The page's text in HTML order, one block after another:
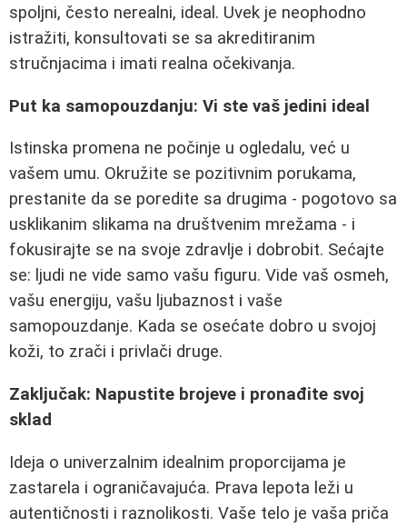
spoljni, često nerealni, ideal. Uvek je neophodno
istražiti, konsultovati se sa akreditiranim
stručnjacima i imati realna očekivanja.
Put ka samopouzdanju: Vi ste vaš jedini ideal
Istinska promena ne počinje u ogledalu, već u
vašem umu. Okružite se pozitivnim porukama,
prestanite da se poredite sa drugima - pogotovo sa
usklikanim slikama na društvenim mrežama - i
fokusirajte se na svoje zdravlje i dobrobit. Sećajte
se: ljudi ne vide samo vašu figuru. Vide vaš osmeh,
vašu energiju, vašu ljubaznost i vaše
samopouzdanje. Kada se osećate dobro u svojoj
koži, to zrači i privlači druge.
Zaključak: Napustite brojeve i pronađite svoj
sklad
Ideja o univerzalnim idealnim proporcijama je
zastarela i ograničavajuća. Prava lepota leži u
autentičnosti i raznolikosti. Vaše telo je vaša priča